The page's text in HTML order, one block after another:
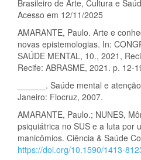
Brasileiro de Arte, Cultura e
Acesso em 12/11/2025
AMARANTE, Paulo. Arte e
novas epistemologias. In:
SAÚDE MENTAL, 10., 2021,
Recife: ABRASME, 2021. p. 12-
______. Saúde mental e
Janeiro: Fiocruz, 2007.
AMARANTE, Paulo.; NUNES,
psiquiátrica no SUS e a luta por
manicômios. Ciência & Saúde
https://doi.org/10.1590/1413-